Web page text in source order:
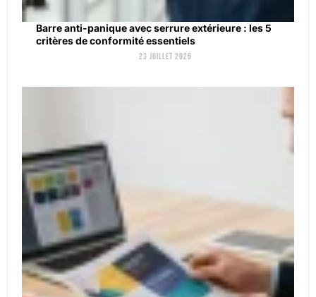
Barre anti-panique avec serrure extérieure : les 5
critères de conformité essentiels
23 juillet 2026